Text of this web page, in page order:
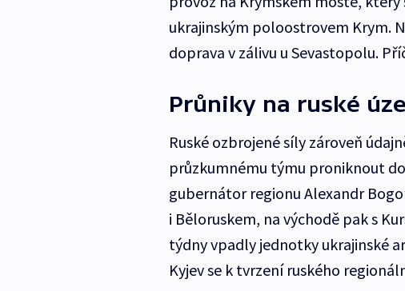
ukrajinským poloostrovem Krym.
doprava v zálivu u Sevastopolu.
Průniky na ruské
Ruské ozbrojené síly zároveň
průzkumnému týmu proniknout
gubernátor regionu Alexandr
i Běloruskem, na východě pak s
týdny vpadly jednotky ukrajinské
Kyjev se k tvrzení ruského